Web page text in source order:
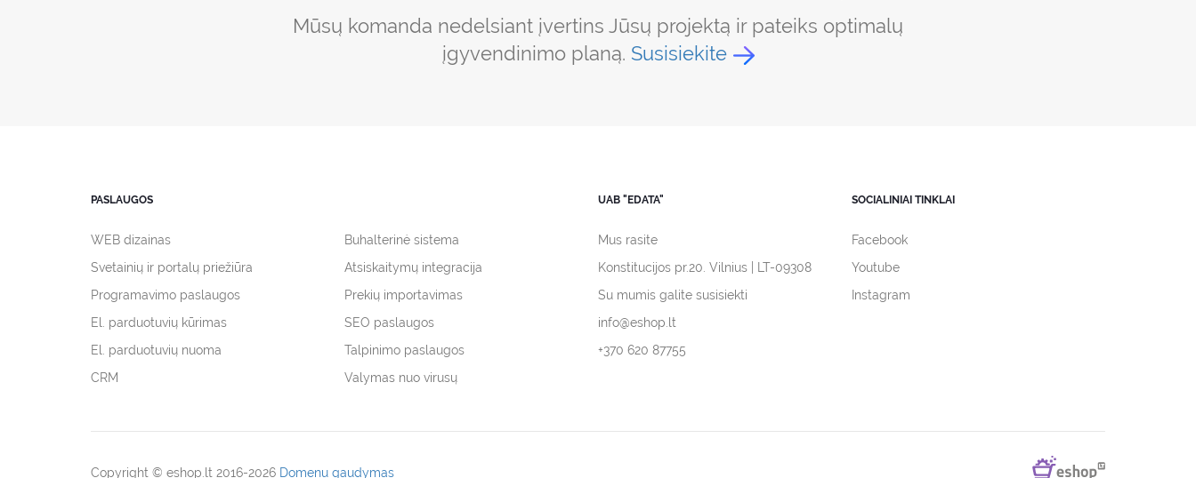
Mūsų komanda nedelsiant įvertins Jūsų projektą ir pateiks optimalų
įgyvendinimo planą. Susisiekite
PASLAUGOS
WEB dizainas
Svetainių ir portalų priežiūra
Programavimo paslaugos
El. parduotuvių kūrimas
El. parduotuvių nuoma
CRM
Buhalterinė sistema
Atsiskaitymų integracija
Prekių importavimas
SEO paslaugos
Talpinimo paslaugos
Valymas nuo virusų
UAB "EDATA"
Mus rasite
Konstitucijos pr.20. Vilnius | LT-09308
Su mumis galite susisiekti
info@eshop.lt
+370 620 87755
SOCIALINIAI TINKLAI
Facebook
Youtube
Instagram
Copyright © eshop.lt 2016-2026 Domenu gaudymas